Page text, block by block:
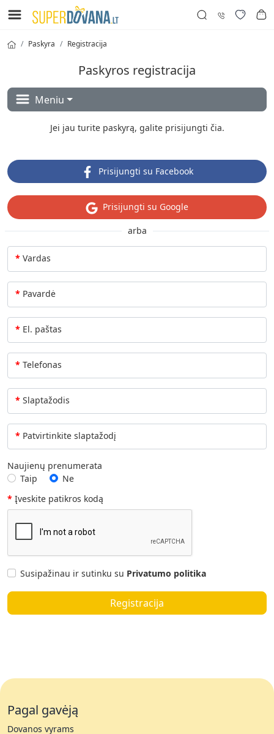
Paskyra Registracija
Paskyros registracija
Meniu
Jei jau turite paskyrą, galite prisijungti čia.
Prisijungti su Facebook
Prisijungti su Google
arba
Vardas
Pavardė
El. paštas
Telefonas
Slaptažodis
Patvirtinkite slaptažodį
Naujienų prenumerata
Taip
Ne
Įveskite patikros kodą
Susipažinau ir sutinku su Privatumo politika
Pagal gavėją
Dovanos vyrams